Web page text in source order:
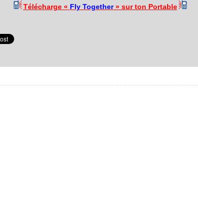
Télécharge « Fly Together» sur ton Portable